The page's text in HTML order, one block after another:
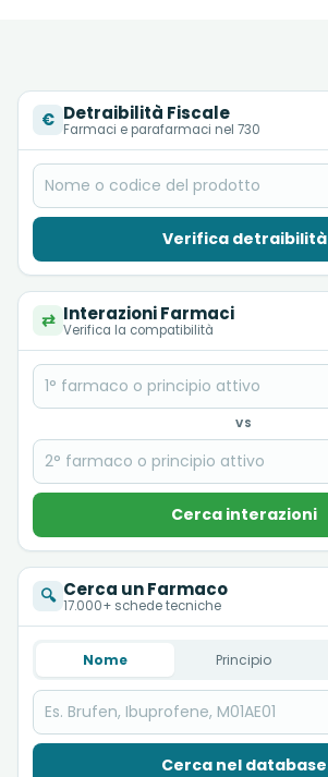
€ Detraibilità Fiscale
Farmaci e parafarmaci nel 730
Verifica detraibilità
⇄ Interazioni Farmaci
Verifica la compatibilità
VS
Cerca interazioni
🔍 Cerca un Farmaco
17.000+ schede tecniche
Nome Principio
Cerca nel database